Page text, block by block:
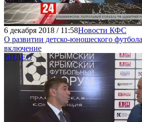
6 декабря 2018 / 11:58Новости КФС
О развитии детско-юношеского
включение
ВИДЕО